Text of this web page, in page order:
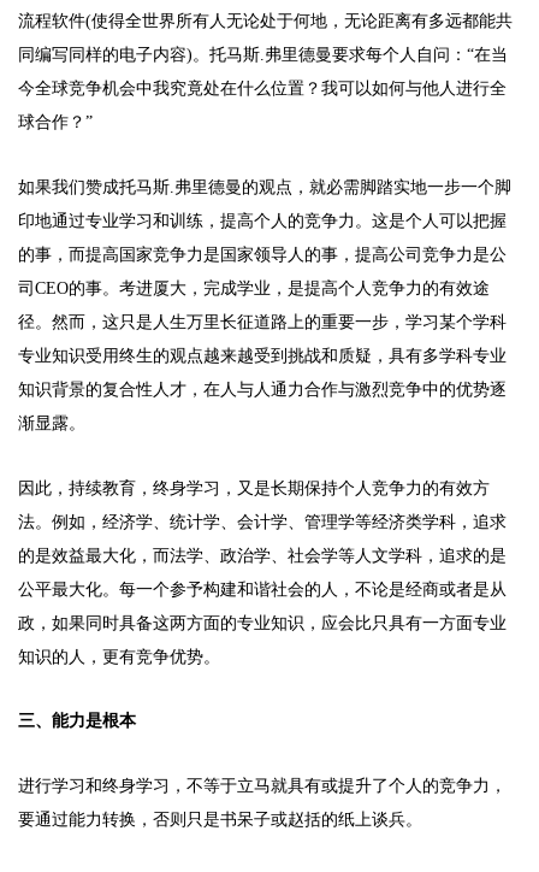
流程软件(使得全世界所有人无论处于何地，无论距离有多远都能共
同编写同样的电子内容)。托马斯.弗里德曼要求每个人自问：“在当
今全球竞争机会中我究竟处在什么位置？我可以如何与他人进行全
球合作？”
如果我们赞成托马斯.弗里德曼的观点，就必需脚踏实地一步一个脚
印地通过专业学习和训练，提高个人的竞争力。这是个人可以把握
的事，而提高国家竞争力是国家领导人的事，提高公司竞争力是公
司CEO的事。考进厦大，完成学业，是提高个人竞争力的有效途
径。然而，这只是人生万里长征道路上的重要一步，学习某个学科
专业知识受用终生的观点越来越受到挑战和质疑，具有多学科专业
知识背景的复合性人才，在人与人通力合作与激烈竞争中的优势逐
渐显露。
因此，持续教育，终身学习，又是长期保持个人竞争力的有效方
法。例如，经济学、统计学、会计学、管理学等经济类学科，追求
的是效益最大化，而法学、政治学、社会学等人文学科，追求的是
公平最大化。每一个参予构建和谐社会的人，不论是经商或者是从
政，如果同时具备这两方面的专业知识，应会比只具有一方面专业
知识的人，更有竞争优势。
三、能力是根本
进行学习和终身学习，不等于立马就具有或提升了个人的竞争力，
要通过能力转换，否则只是书呆子或赵括的纸上谈兵。